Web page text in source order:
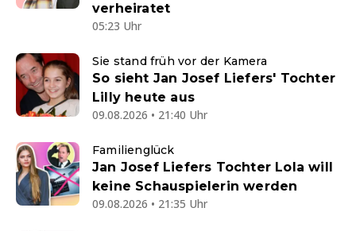
verheiratet
05:23 Uhr
Sie stand früh vor der Kamera
So sieht Jan Josef Liefers' Tochter
Lilly heute aus
09.08.2026 • 21:40 Uhr
Familienglück
Jan Josef Liefers Tochter Lola will
keine Schauspielerin werden
09.08.2026 • 21:35 Uhr